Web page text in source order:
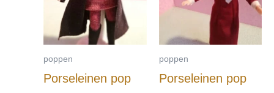
poppen
Porseleinen pop
poppen
Porseleinen pop